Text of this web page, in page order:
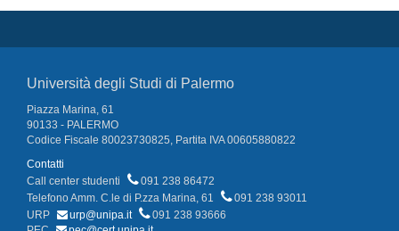
Università degli Studi di Palermo
Piazza Marina, 61
90133 - PALERMO
Codice Fiscale 80023730825, Partita IVA 00605880822
Contatti
Call center studenti
091 238 86472
Telefono Amm. C.le di P.zza Marina, 61
091 238 93011
URP
urp@unipa.it
091 238 93666